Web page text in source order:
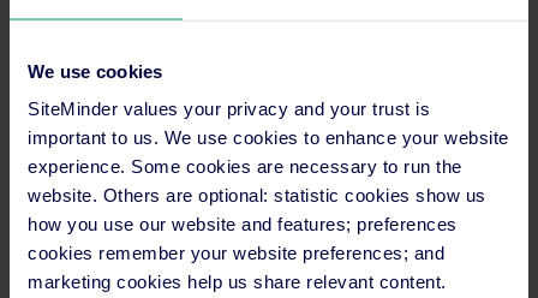
We use cookies
SiteMinder values your privacy and your trust is
important to us. We use cookies to enhance your website
experience. Some cookies are necessary to run the
website. Others are optional: statistic cookies show us
how you use our website and features; preferences
cookies remember your website preferences; and
marketing cookies help us share relevant content.
tecnologia SiteMinder è stato “il risparmio di una notevole
diretta di tutti i canali”. Il Channel Manager di SiteMinder,
online in qualsiasi momento, e di personalizzare le strategie di
vendita per singolo portale, ad esempio modificando i prezzi
delle camere o chiudendo la vendita su determinati portali per
un certo periodo di tempo.
Johannes è uno dei migliaia di clienti di SiteMinder, e si sente
sicuro di poter finalmente avere la tecnologia al suo servizio e